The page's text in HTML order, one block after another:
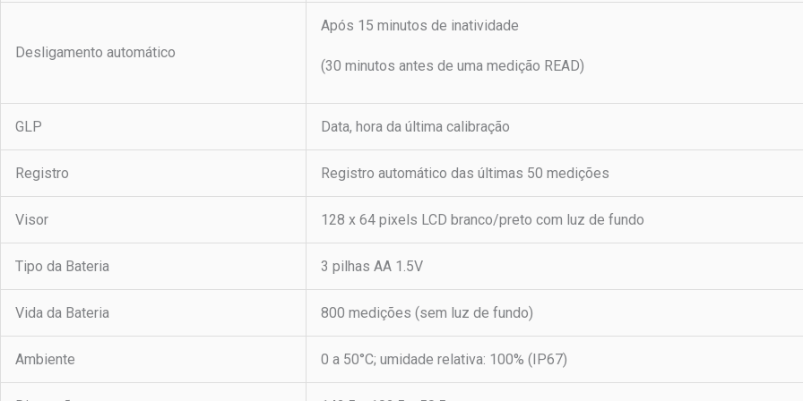
Desligamento automático
Após 15 minutos de inatividade
(30 minutos antes de uma medição READ)
GLP Data, hora da última calibração
Registro Registro automático das últimas 50 medições
Visor 128 x 64 pixels LCD branco/preto com luz de fundo
Tipo da Bateria 3 pilhas AA 1.5V
Vida da Bateria 800 medições (sem luz de fundo)
Ambiente 0 a 50°C; umidade relativa: 100% (IP67)